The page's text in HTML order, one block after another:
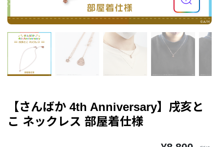
【さんばか 4th Anniversary】戌亥と
こ ネックレス 部屋着仕様